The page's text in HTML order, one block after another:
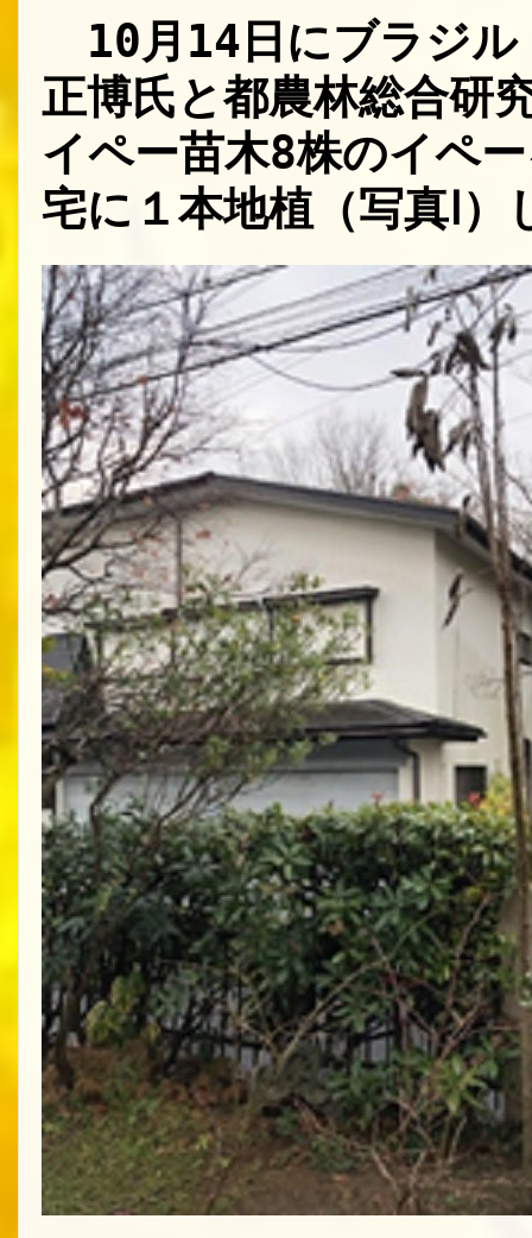
10月14日にブラジル
正博氏と都農林総合研
イペー苗木8株のイペ
宅に１本地植 （写真I）